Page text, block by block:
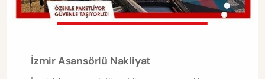
İzmir Asansörlü Nakliyat